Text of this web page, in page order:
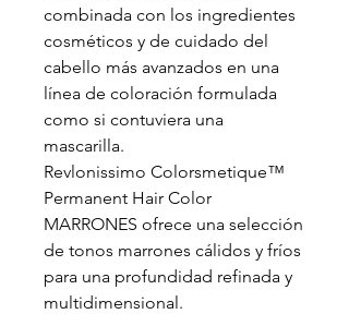
combinada con los ingredientes
cosméticos y de cuidado del
cabello más avanzados en una
línea de coloración formulada
como si contuviera una
mascarilla.
Revlonissimo Colorsmetique™
Permanent Hair Color
MARRONES ofrece una selección
de tonos marrones cálidos y fríos
para una profundidad refinada y
multidimensional.